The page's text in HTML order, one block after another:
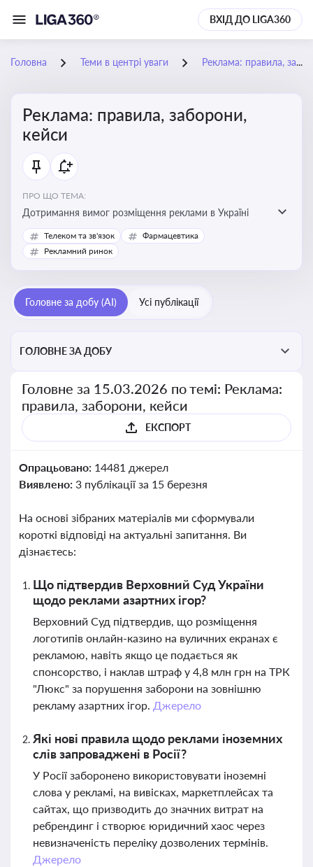
ВХІД ДО LIGA360
Головна Теми в центрі уваги Реклама: правила, заборони, кейси
Реклама: правила, заборони,
кейси
ПРО ЩО ТЕМА:
Дотримання вимог розміщення реклами в Україні
Телеком та зв'язок
Фармацевтика
Рекламний ринок
Головне за добу (AI) Усі публікації
ГОЛОВНЕ ЗА ДОБУ
Головне за 15.03.2026 по темі: Реклама:
правила, заборони, кейси
ЕКСПОРТ
Опрацьовано: 14481 джерел
Виявлено: 3 публікації за 15 березня
На основі зібраних матеріалів ми сформували
короткі відповіді на актуальні запитання. Ви
дізнаєтесь:
Що підтвердив Верховний Суд України
щодо реклами азартних ігор?
Верховний Суд підтвердив, що розміщення
логотипів онлайн-казино на вуличних екранах є
рекламою, навіть якщо це подається як
спонсорство, і наклав штраф у 4,8 млн грн на ТРК
"Люкс" за порушення заборони на зовнішню
рекламу азартних ігор. Джерело
Які нові правила щодо реклами іноземних
слів запроваджені в Росії?
У Росії заборонено використовувати іноземні
слова у рекламі, на вивісках, маркетплейсах та
сайтах, що призводить до значних витрат на
ребрендинг і створює юридичний хаос через
невизначеність переліку дозволених термінів.
Джерело